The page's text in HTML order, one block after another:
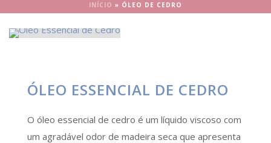
INÍCIO » ÓLEO DE CEDRO
ÓLEO ESSENCIAL DE CEDRO
O óleo essencial de cedro é um líquido viscoso com
um agradável odor de madeira seca que apresenta